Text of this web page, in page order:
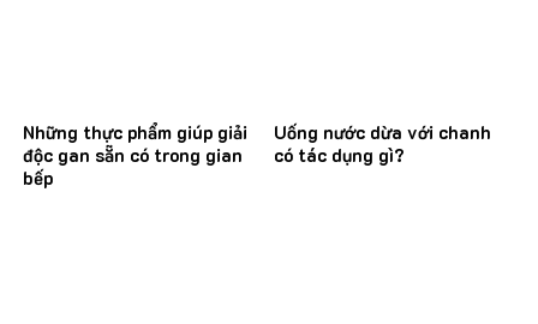
Những thực phẩm giúp giải
độc gan sẵn có trong gian
bếp
Uống nước dừa với chanh
có tác dụng gì?